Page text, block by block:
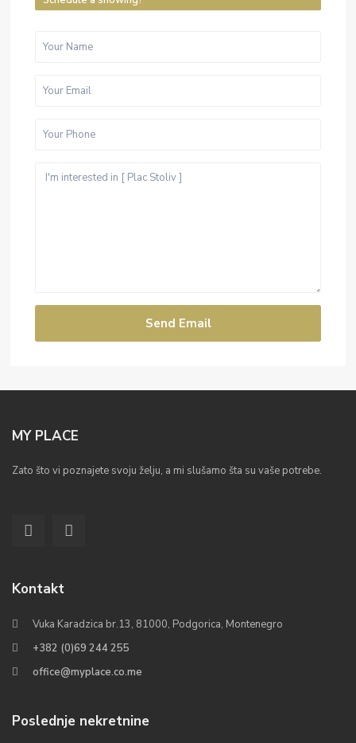
MY PLACE
Zato što vi poznajete svoju želju, a mi slušamo šta su vaše potrebe.
Kontakt
Vuka Karadzica br.13, 81000, Podgorica, Montenegro
+382 (0)69 244 255
office@myplace.co.me
Poslednje nekretnine